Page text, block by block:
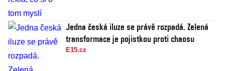
Jedna česká iluze se právě rozpadá. Zelená
transformace je pojistkou proti chaosu
E15.cz